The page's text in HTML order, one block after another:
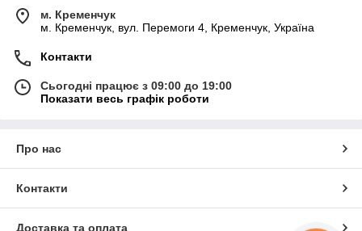
м. Кременчук
м. Кременчук, вул. Перемоги 4, Кременчук, Україна
Контакти
Сьогодні працює з 09:00 до 19:00
Показати весь графік роботи
Про нас
Контакти
Доставка та оплата